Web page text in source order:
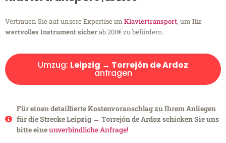
Vertrauen Sie auf unsere Expertise im Klaviertransport, um Ihr
wertvolles Instrument sicherab 200€ zu befördern.
Umzug: Leipzig → Torrejón de Ardoz
anfragen
Für einen detaillierte Kostenvoranschlag zu Ihrem Anliegen
für die Strecke Leipzig → Torrejón de Ardoz schicken Sie uns
bitte eineunverbindliche Anfrage!